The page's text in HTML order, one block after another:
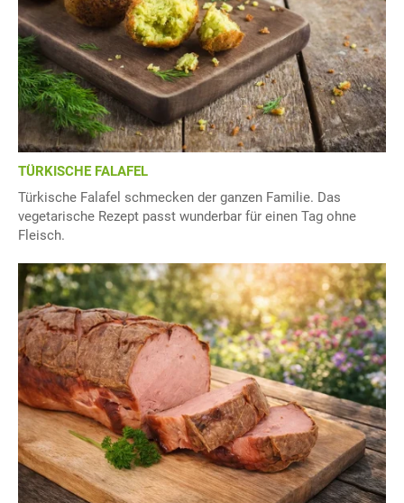
TÜRKISCHE FALAFEL
Türkische Falafel schmecken der ganzen Familie. Das
vegetarische Rezept passt wunderbar für einen Tag ohne
Fleisch.